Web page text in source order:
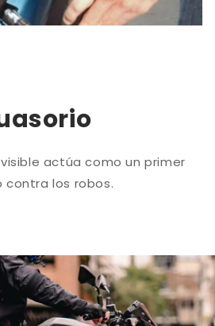
actúa como un primer
contra los robos.